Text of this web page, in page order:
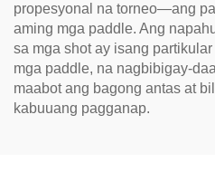
propesyonal na torneo—ang
aming mga paddle. Ang
sa mga shot ay isang
mga paddle, na nagbibigay-
maabot ang bagong antas at
kabuuang pagganap.